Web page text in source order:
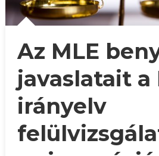
Az MLE
javaslatait a
irányelv